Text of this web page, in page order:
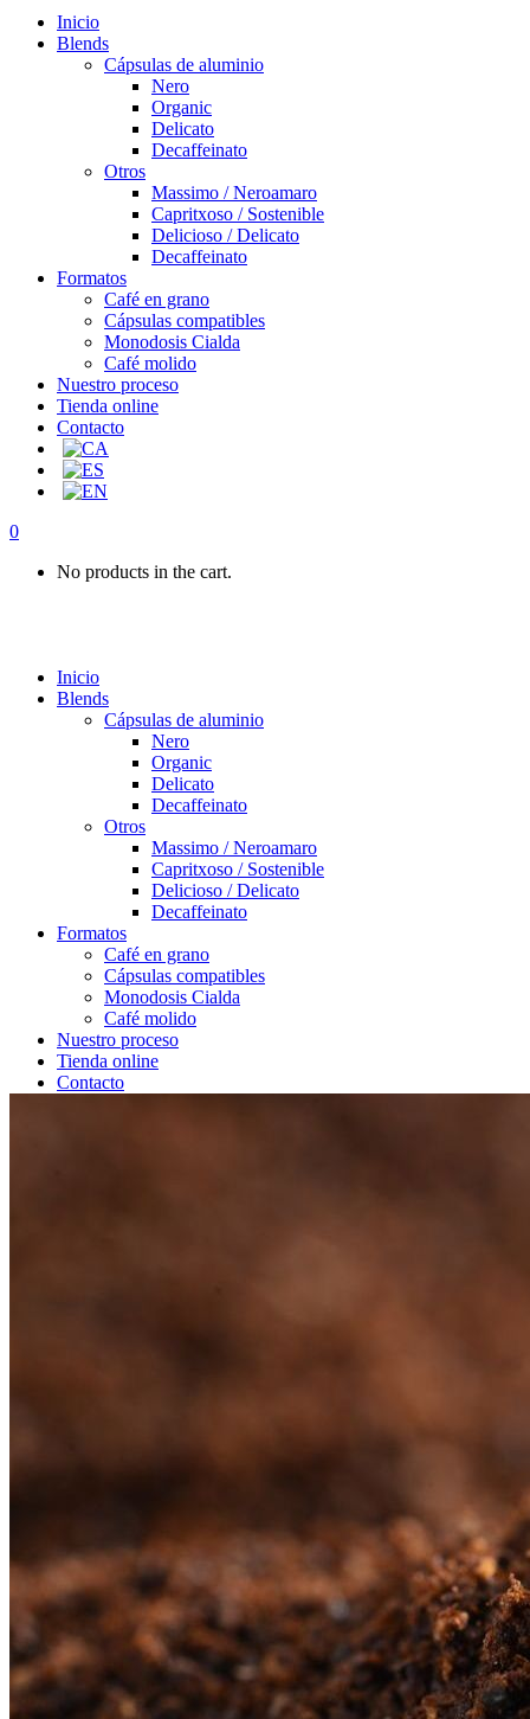
Inicio
Blends
Cápsulas de aluminio
Nero
Organic
Delicato
Decaffeinato
Otros
Massimo / Neroamaro
Capritxoso / Sostenible
Delicioso / Delicato
Decaffeinato
Formatos
Café en grano
Cápsulas compatibles
Monodosis Cialda
Café molido
Nuestro proceso
Tienda online
Contacto
0
No products in the cart.
Inicio
Blends
Cápsulas de aluminio
Nero
Organic
Delicato
Decaffeinato
Otros
Massimo / Neroamaro
Capritxoso / Sostenible
Delicioso / Delicato
Decaffeinato
Formatos
Café en grano
Cápsulas compatibles
Monodosis Cialda
Café molido
Nuestro proceso
Tienda online
Contacto